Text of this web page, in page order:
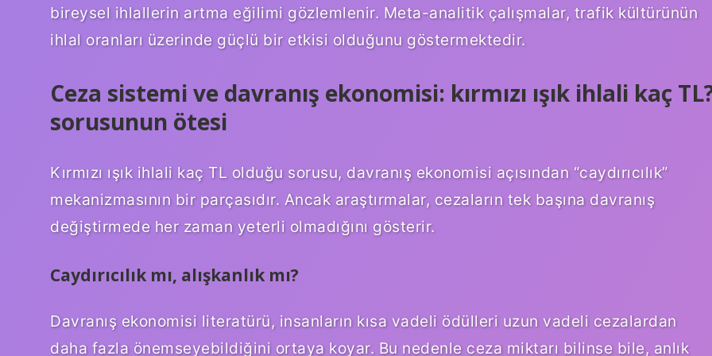
bireysel ihlallerin artma eğilimi gözlemlenir. Meta-analitik çalışmalar, trafik kültürünün
ihlal oranları üzerinde güçlü bir etkisi olduğunu göstermektedir.
Ceza sistemi ve davranış ekonomisi: kırmızı ışık ihlali kaç
sorusunun ötesi
Kırmızı ışık ihlali kaç TL olduğu sorusu, davranış ekonomisi açısından “caydırıcılık”
mekanizmasının bir parçasıdır. Ancak araştırmalar, cezaların tek başına davranış
değiştirmede her zaman yeterli olmadığını gösterir.
Caydırıcılık mı, alışkanlık mı?
Davranış ekonomisi literatürü, insanların kısa vadeli ödülleri uzun vadeli cezalardan
daha fazla önemseyebildiğini ortaya koyar. Bu nedenle ceza miktarı bilinse bile, anlık